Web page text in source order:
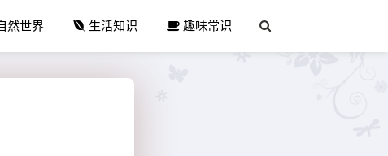
然世界 生活知识 趣味常识